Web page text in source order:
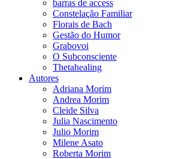
barras de access
Constelação Familiar
Florais de Bach
Gestão do Humor
Grabovoi
O Subconsciente
Thetahealing
Autores
Adriana Morim
Andrea Morim
Cleide Silva
Julia Nascimento
Julio Morim
Milene Asato
Roberta Morim